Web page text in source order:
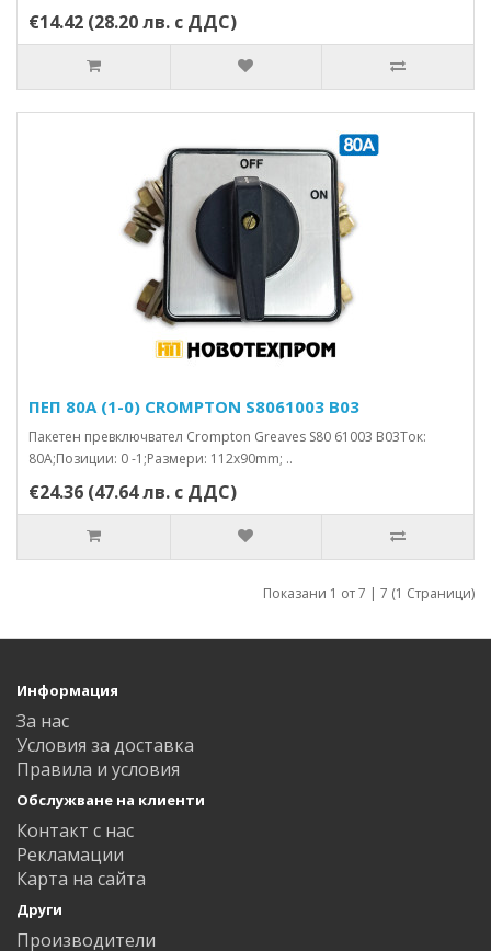
€14.42 (28.20 лв. с ДДС)
ПЕП 80А (1-0) CROMPTON S8061003 B03
Пакетен превключвател Crompton Greaves S80 61003 B03Ток:
80А;Позиции: 0 -1;Размери: 112x90mm; ..
€24.36 (47.64 лв. с ДДС)
Показани 1 от 7 | 7 (1 Страници)
Информация
За нас
Условия за доставка
Правила и условия
Обслужване на клиенти
Контакт с нас
Рекламации
Карта на сайта
Други
Производители